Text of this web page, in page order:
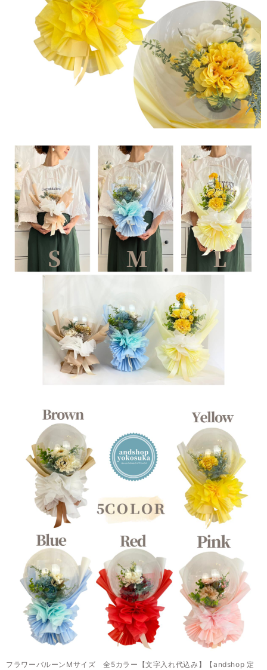
フラワーバルーンMサイズ 全5カラー【文字入れ代込み】【andshop 定